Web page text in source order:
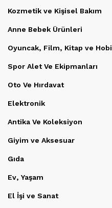
Kozmetik ve Kişisel Bakım
Anne Bebek Ürünleri
Oyuncak, Film, Kitap ve Hobi
Spor Alet Ve Ekipmanları
Oto Ve Hırdavat
Elektronik
Antika Ve Koleksiyon
Giyim ve Aksesuar
Gıda
Ev, Yaşam
El İşi ve Sanat